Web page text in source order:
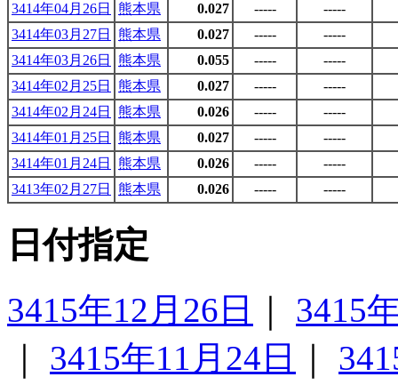
3414年04月26日
熊本県 0.027 -----
-----
3414年03月27日
熊本県 0.027 -----
-----
3414年03月26日
熊本県 0.055 -----
-----
3414年02月25日
熊本県 0.027 -----
-----
3414年02月24日
熊本県 0.026 -----
-----
3414年01月25日
熊本県 0.027 -----
-----
3414年01月24日
熊本県 0.026 -----
-----
3413年02月27日
熊本県 0.026 ----- -----
日付指定
3415年12月26日
3415
3415年11月24日